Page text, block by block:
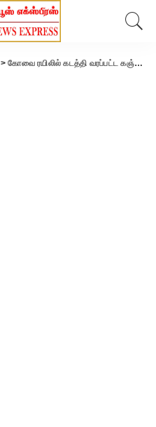
>கோவை ரயிலில் கடத்தி வரப்பட்ட கஞ்சா: நோட்டமிட்டு தூண்டில் போட்டு பிடித்த தனிப்படை போலீஸ்